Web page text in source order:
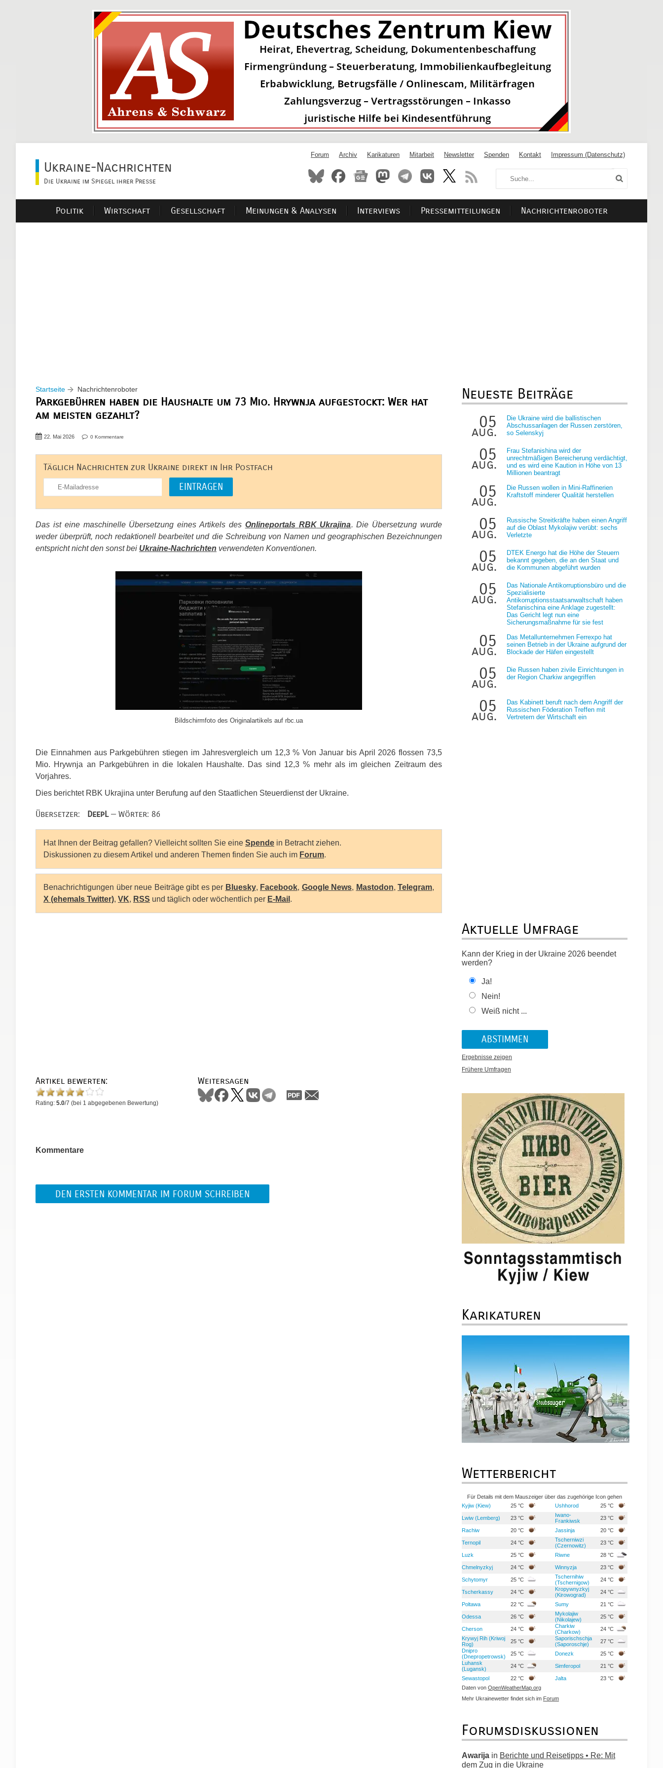
Ukraine-Nachrichten
Die Ukraine im Spiegel ihrer Presse
Forum Archiv Karikaturen Mitarbeit Newsletter Spenden Kontakt Impressum (Datenschutz)
Politik Wirtschaft Gesellschaft Meinungen & Analysen Interviews Pressemitteilungen Nachrichtenroboter
Startseite Nachrichtenroboter
Parkgebühren haben die Haushalte um 73 Mio. Hrywnja aufgestockt: Wer hat
am meisten gezahlt?
22. Mai 2026 0 Kommentare
Täglich Nachrichten zur Ukraine direkt in Ihr Postfach
Das ist eine maschinelle Übersetzung eines Artikels des Onlineportals RBKUkrajina. Die Übersetzung wurde
weder überprüft, noch redaktionell bearbeitet und die Schreibung von Namen und geographischen Bezeichnungen
entspricht nicht den sonst bei Ukraine-Nachrichten verwendeten Konventionen.
Bildschirmfoto des Originalartikels auf rbc.ua
Die Einnahmen aus Parkgebühren stiegen im Jahresvergleich um 12,3 % Von Januar bis April 2026 flossen 73,5
Mio. Hrywnja an Parkgebühren in die lokalen Haushalte. Das sind 12,3 % mehr als im gleichen Zeitraum des
Vorjahres.
Dies berichtet RBK Ukrajina unter Berufung auf den Staatlichen Steuerdienst der Ukraine.
Übersetzer: DeepL— Wörter: 86
Hat Ihnen der Beitrag gefallen? Vielleicht sollten Sie eine Spende in Betracht ziehen.
Diskussionen zu diesem Artikel und anderen Themen finden Sie auch im Forum.
Benachrichtigungen über neue Beiträge gibt es per Bluesky, Facebook, Google News, Mastodon, Telegram,
X (ehemals Twitter), VK, RSS und täglich oder wöchentlich per E-Mail .
Artikel bewerten:
Rating: 5.0/7 (bei 1 abgegebenen Bewertung)
Weitersagen
Kommentare
DEN ERSTEN KOMMENTAR IM FORUM SCHREIBEN
Neueste Beiträge
05
aug.
Die Ukraine wird die ballistischen
Abschussanlagen der Russen zerstören,
so Selenskyj
05
aug.
Frau Stefanishina wird der
unrechtmäßigen Bereicherung verdächtigt,
und es wird eine Kaution in Höhe von 13
Millionen beantragt
05
aug.
Die Russen wollen in Mini-Raffinerien
Kraftstoff minderer Qualität herstellen
05
aug.
Russische Streitkräfte haben einen Angriff
auf die Oblast Mykolajiw verübt: sechs
Verletzte
05
aug.
DTEK Energo hat die Höhe der Steuern
bekannt gegeben, die an den Staat und
die Kommunen abgeführt wurden
05
aug.
Das Nationale Antikorruptionsbüro und die
Spezialisierte
Antikorruptionsstaatsanwaltschaft haben
Stefanischina eine Anklage zugestellt:
Das Gericht legt nun eine
Sicherungsmaßnahme für sie fest
05
aug.
Das Metallunternehmen Ferrexpo hat
seinen Betrieb in der Ukraine aufgrund der
Blockade der Häfen eingestellt
05
aug.
Die Russen haben zivile Einrichtungen in
der Region Charkiw angegriffen
05
aug.
Das Kabinett beruft nach dem Angriff der
Russischen Föderation Treffen mit
Vertretern der Wirtschaft ein
Aktuelle Umfrage
Kann der Krieg in der Ukraine 2026 beendet
werden?
Ja!
Nein!
Weiß nicht ...
Ergebnisse zeigen
Frühere Umfragen
Karikaturen
Wetterbericht
Für Details mit dem Mauszeiger über das zugehörige Icon gehen
Kyjiw (Kiew)
25 °C Ushhorod 25 °C
Lwiw (Lemberg) 23 °C
Iwano-
Frankiwsk
23 °C
Rachiw 20 °C Jassinja 20 °C
Ternopil 24 °C
Tscherniwzi
(Czernowitz)
23 °C
Luzk 25 °C Riwne 28 °C
Chmelnyzkyj 24 °C Winnyzja 23 °C
Schytomyr 25 °C
Tschernihiw
(Tschernigow)
24 °C
Tscherkassy 24 °C
Kropywnyzkyj
(Kirowograd)
24 °C
Poltawa 22 °C Sumy 21 °C
Odessa 26 °C
Mykolajiw
(Nikolajew)
25 °C
Cherson 24 °C
Charkiw
(Charkow)
24 °C
Krywyj Rih (Kriwoj
Rog)
25 °C
Saporischschja
(Saporoschje)
27 °C
Dnipro
(Dnepropetrowsk)
25 °C Donezk
25 °C
Luhansk
(Lugansk)
24 °C Simferopol 21 °C
Sewastopol 22 °C Jalta
23 °C
Daten von OpenWeatherMap.org
Mehr Ukrainewetter findet sich im Forum
Forumsdiskussionen
Awarija in Berichte und Reisetipps • Re: Mit
dem Zug in die Ukraine